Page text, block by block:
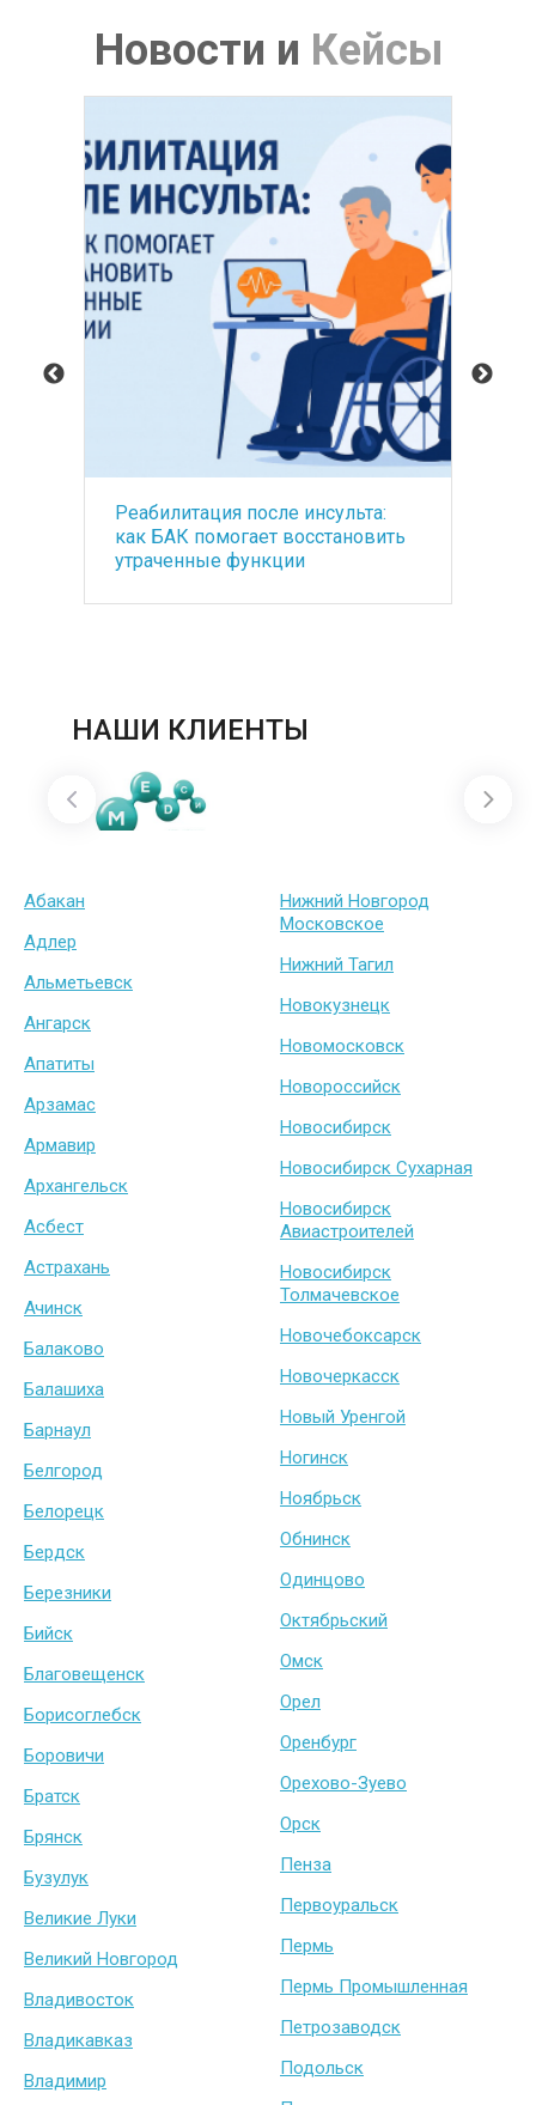
Новости и Кейсы
Оснащение Foros Wellness&Park -
санатория премиум класса
медицинским оборудованием
НАШИ КЛИЕНТЫ
Абакан
Адлер
Альметьевск
Ангарск
Апатиты
Арзамас
Армавир
Архангельск
Асбест
Астрахань
Ачинск
Балаково
Балашиха
Барнаул
Белгород
Белорецк
Бердск
Березники
Бийск
Благовещенск
Борисоглебск
Боровичи
Братск
Брянск
Бузулук
Великие Луки
Великий Новгород
Владивосток
Владикавказ
Владимир
Нижний Новгород
Московское
Нижний Тагил
Новокузнецк
Новомосковск
Новороссийск
Новосибирск
Новосибирск Сухарная
Новосибирск
Авиастроителей
Новосибирск
Толмачевское
Новочебоксарск
Новочеркасск
Новый Уренгой
Ногинск
Ноябрьск
Обнинск
Одинцово
Октябрьский
Омск
Орел
Оренбург
Орехово-Зуево
Орск
Пенза
Первоуральск
Пермь
Пермь Промышленная
Петрозаводск
Подольск